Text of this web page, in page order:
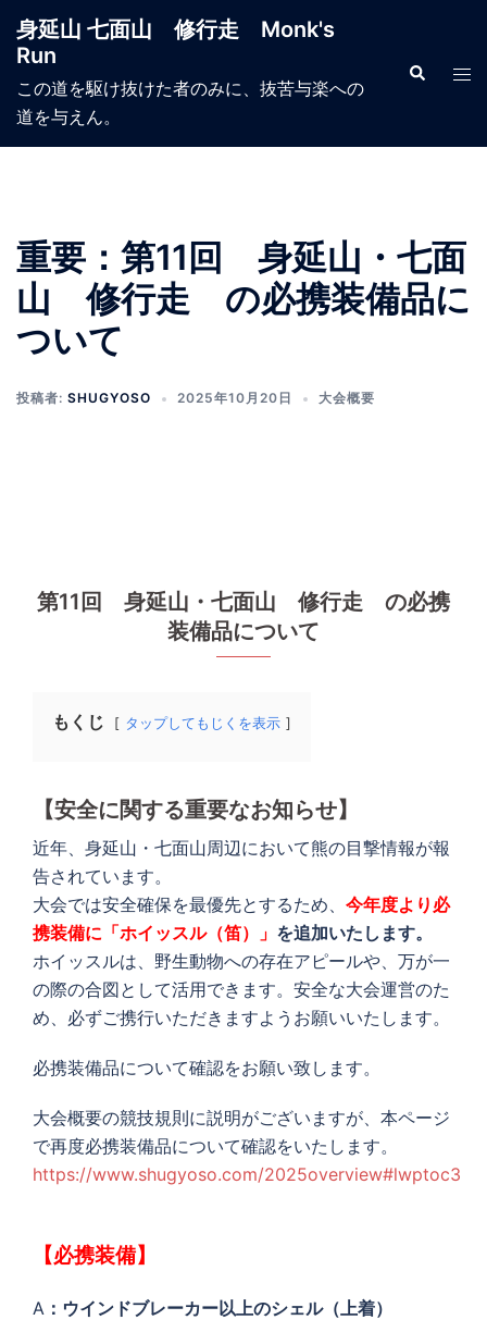
身延山 七面山 修行走 Monk's
Run
この道を駆け抜けた者のみに、抜苦与楽への
道を与えん。
検
索
ト
ー
重要：第11回 身延山・七面
山 修行走 の必携装備品に
ついて
投稿者: SHUGYOSO 2025年10月20日 大会概要
第11回 身延山・七面山 修行走 の必携
装備品について
もくじ タップしてもじくを表示
【安全に関する重要なお知らせ】
近年、身延山・七面山周辺において熊の目撃情報が報
告されています。
大会では安全確保を最優先とするため、 今年度より必
携装備に「ホイッスル（笛）」 を追加いたします。
ホイッスルは、野生動物への存在アピールや、万が一
の際の合図として活用できます。安全な大会運営のた
め、必ずご携行いただきますようお願いいたします。
必携装備品について確認をお願い致します。
大会概要の競技規則に説明がございますが、本ページ
で再度必携装備品について確認をいたします。
https://www.shugyoso.com/2025overview#lwptoc3
【必携装備】
A ：ウインドブレーカー以上のシェル（上着）